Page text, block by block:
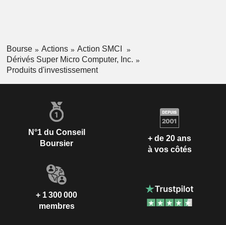
Bourse Actions
Action SMCI
Dérivés Super Micro Computer, Inc.
Produits d'investissement
N°1 du Conseil
Boursier
+ de 20 ans
à vos côtés
+ 1 300 000
membres